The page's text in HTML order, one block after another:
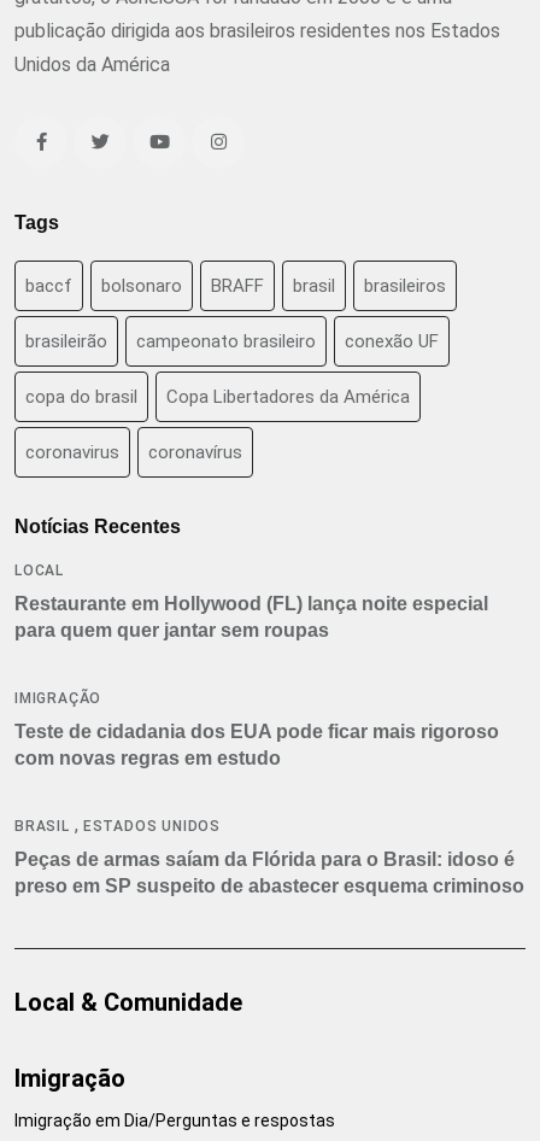
publicação dirigida aos brasileiros residentes nos Estados
Unidos da América
Tags
baccf bolsonaro BRAFF brasil brasileiros
brasileirão campeonato brasileiro conexão UF
copa do brasil Copa Libertadores da América
coronavirus coronavírus
Notícias Recentes
LOCAL
Restaurante em Hollywood (FL) lança noite especial
para quem quer jantar sem roupas
IMIGRAÇÃO
Teste de cidadania dos EUA pode ficar mais rigoroso
com novas regras em estudo
BRASIL , ESTADOS UNIDOS
Peças de armas saíam da Flórida para o Brasil: idoso é
preso em SP suspeito de abastecer esquema criminoso
Local & Comunidade
Imigração
Imigração em Dia/Perguntas e respostas